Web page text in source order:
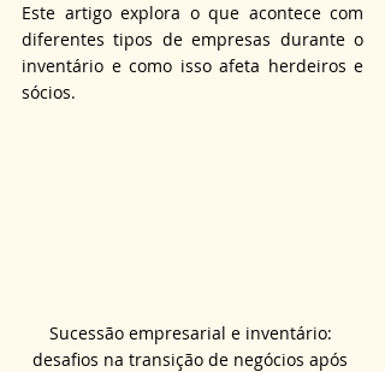
Este artigo explora o que acontece com
diferentes tipos de empresas durante o
inventário e como isso afeta herdeiros e
sócios.
Sucessão empresarial e inventário:
desafios na transição de negócios após